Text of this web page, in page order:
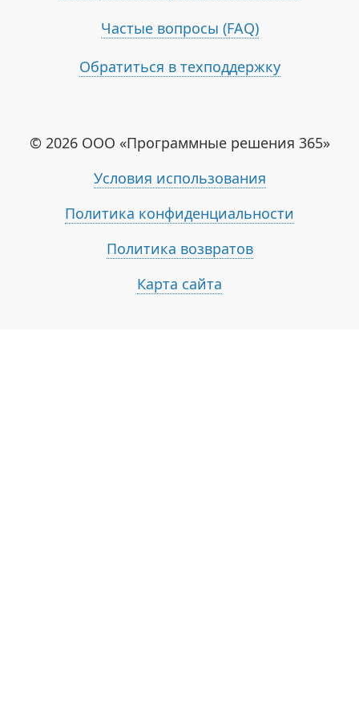
Частые вопросы (FAQ)
Обратиться в техподдержку
© 2026 ООО «Программные решения 365»
Условия использования
Политика конфиденциальности
Политика возвратов
Карта сайта